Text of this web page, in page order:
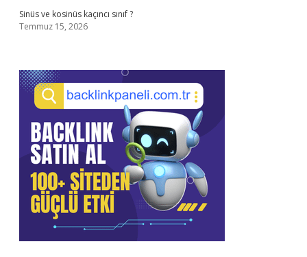
Sinüs ve kosinüs kaçıncı sınıf ?
Temmuz 15, 2026